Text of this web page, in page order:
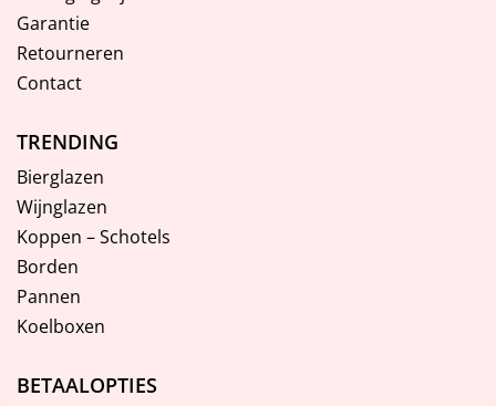
Garantie
Retourneren
Contact
TRENDING
Bierglazen
Wijnglazen
Koppen – Schotels
Borden
Pannen
Koelboxen
BETAALOPTIES